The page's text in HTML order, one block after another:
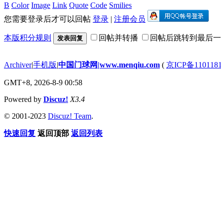
B Color Image Link Quote Code Smilies
您需要登录后才可以回帖 登录 | 注册会员
本版积分规则 发表回复 回帖并转播 回帖后跳转到最后
Archiver|手机版|中国门球网|www.menqiu.com ( 京ICP备
GMT+8, 2026-8-9 00:58
Powered by Discuz! X3.4
© 2001-2023 Discuz! Team.
快速回复 返回顶部 返回列表